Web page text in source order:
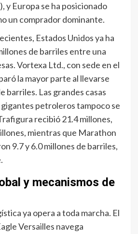
y Europa se ha posicionado
un comprador dominante.
Estados Unidos ya ha
de barriles entre una
Vortexa Ltd., con sede en el
la mayor parte al llevarse
barriles. Las grandes casas
petroleros tampoco se
recibió 21.4 millones,
mientras que Marathon
9.7 y 6.0 millones de barriles,
y mecanismos de
ya opera a toda marcha. El
Versailles navega